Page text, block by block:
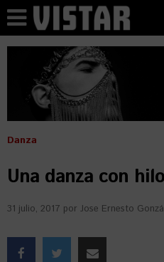
Danza
Una danza con
31 julio, 2017 por Jose Ernesto